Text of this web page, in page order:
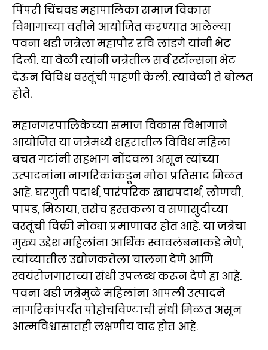
पिंपरी चिंचवड महापालिका समाज विकास
विभागाच्या वतीने आयोजित करण्यात आलेल्या
पवना थडी जत्रेला महापौर रवि लांडगे यांनी भेट
दिली. या वेळी त्यांनी जत्रेतील सर्व स्टॉल्सना भेट
देऊन विविध वस्तूंची पाहणी केली. त्यावेळी ते बोलत
होते.
महानगरपालिकेच्या समाज विकास विभागाने
आयोजित या जत्रेमध्ये शहरातील विविध महिला
बचत गटांनी सहभाग नोंदवला असून त्यांच्या
उत्पादनांना नागरिकांकडून मोठा प्रतिसाद मिळत
आहे. घरगुती पदार्थ, पारंपरिक खाद्यपदार्थ, लोणची,
पापड, मिठाया, तसेच हस्तकला व सणासुदीच्या
वस्तूंची विक्री मोठ्या प्रमाणावर होत आहे. या जत्रेचा
मुख्य उद्देश महिलांना आर्थिक स्वावलंबनाकडे नेणे,
त्यांच्यातील उद्योजकतेला चालना देणे आणि
स्वयंरोजगाराच्या संधी उपलब्ध करून देणे हा आहे.
पवना थडी जत्रेमुळे महिलांना आपली उत्पादने
नागरिकांपर्यंत पोहोचविण्याची संधी मिळत असून
आत्मविश्वासातही लक्षणीय वाढ होत आहे.